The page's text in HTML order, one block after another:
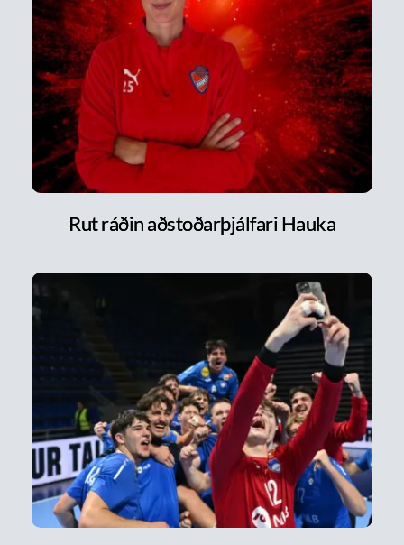
Rut ráðin aðstoðarþjálfari Hauka